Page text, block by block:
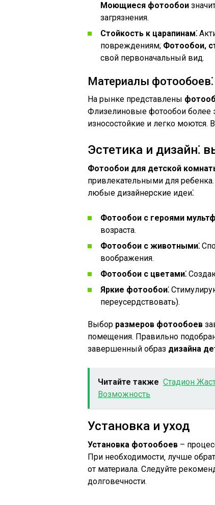
Моющиеся фотообои
загрязнения.
Стойкость к царапинам⁚
повреждениям; Фотообои‚
свой первоначальный вид.
Материалы фотообоев⁚
На рынке представлены
Флизелиновые фотообои более
износостойкие и легко моются.
Эстетика и дизайн⁚
Фотообои для детской
привлекательными для
любые дизайнерские идеи⁚
Фотообои с героями
возраста.
Фотообои с животными⁚
воображения.
Фотообои с цветами⁚
Яркие фотообои⁚
переусердствовать).
Выбор размеров фотообоев
помещения. Правильно
завершенный образ дизайна
Читайте также Стадион
Возможность
Установка и уход
Установка фотообоев –
При необходимости‚ лучше
от материала. Следуйте
долговечности.